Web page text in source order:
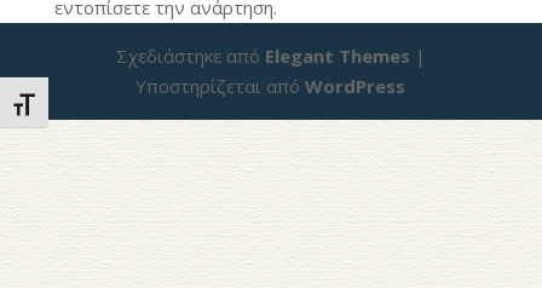
Εναλλαγή Μεγέθους Γραμμάτων
εντοπίσετε την ανάρτηση.
Σχεδιάστηκε από Elegant Themes |
Υποστηρίζεται απόWordPress